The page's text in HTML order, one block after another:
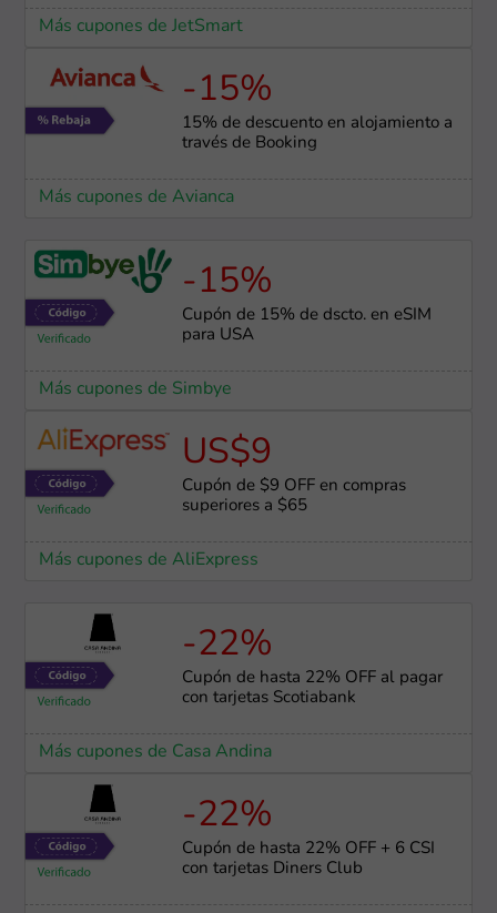
Más cupones de JetSmart
-15%
15% de descuento en alojamiento a
través de Booking
Más cupones de Avianca
-15%
Cupón de 15% de dscto. en eSIM
para USA
Más cupones de Simbye
US$9
Cupón de $9 OFF en compras
superiores a $65
Más cupones de AliExpress
-22%
Cupón de hasta 22% OFF al pagar
con tarjetas Scotiabank
Más cupones de Casa Andina
-22%
Cupón de hasta 22% OFF + 6 CSI
con tarjetas Diners Club